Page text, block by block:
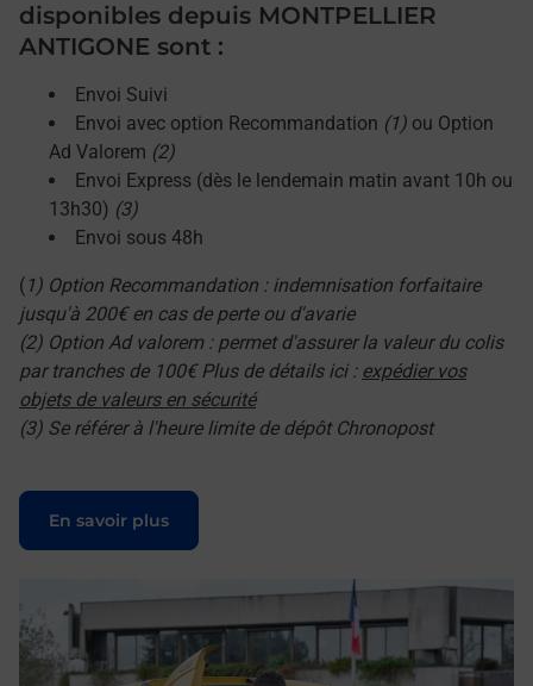
disponibles depuis MONTPELLIER
ANTIGONE sont :
Envoi Suivi
Envoi avec option Recommandation (1) ou Option
Ad Valorem (2)
Envoi Express (dès le lendemain matin avant 10h ou
13h30) (3)
Envoi sous 48h
( 1) Option Recommandation : indemnisation forfaitaire
jusqu'à 200€ en cas de perte ou d'avarie
(2) Option Ad valorem : permet d'assurer la valeur du colis
par tranches de 100€ Plus de détails ici : expédier vos
objets de valeurs en sécurité
(3) Se référer à l'heure limite de dépôt Chronopost
En savoir plus
Le lien s'ouvre dans un nouvel onglet